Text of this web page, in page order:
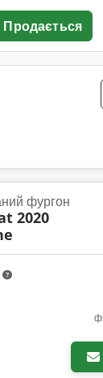
Продається
фургон
2020